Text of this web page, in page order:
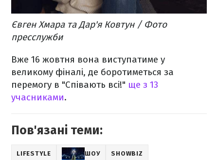
Євген Хмара та Дар'я Ковтун / Фото
пресслужби
Вже 16 жовтня вона виступатиме у
великому фіналі, де боротиметься за
перемогу в "Співають всі!" ще з 13
учасниками.
Пов'язані теми:
LIFESTYLE ШОУ SHOWBIZ